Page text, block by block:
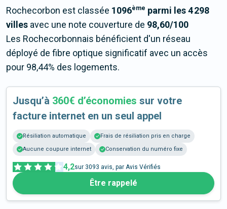
Rochecorbon est classée 1096ème parmi les 4 298
villes avec une note couverture de 98,60/100
Les Rochecorbonnais bénéficient d'un réseau
déployé de fibre optique significatif avec un accès
pour 98,44% des logements.
Jusqu’à 360€ d’économies sur votre
facture internet en un seul appel
Résiliation automatique
Frais de résiliation pris en charge
Aucune coupure internet
Conservation du numéro fixe
4,2sur 3093 avis, par Avis Vérifiés
Être rappelé